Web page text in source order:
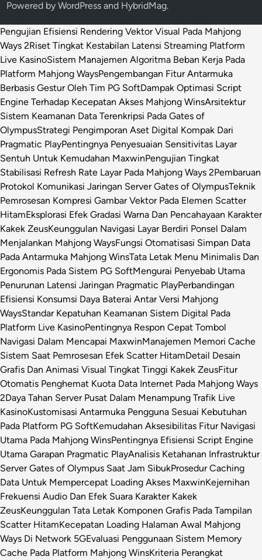
Powered byWordPress and HybridMag.
Pengujian Efisiensi Rendering Vektor Visual Pada Mahjong
Ways 2Riset Tingkat Kestabilan Latensi Streaming Platform
Live KasinoSistem Manajemen Algoritma Beban Kerja Pada
Platform Mahjong WaysPengembangan Fitur Antarmuka
Berbasis Gestur Oleh Tim PG SoftDampak Optimasi Script
Engine Terhadap Kecepatan Akses Mahjong WinsArsitektur
Sistem Keamanan Data Terenkripsi Pada Gates of
OlympusStrategi Pengimporan Aset Digital Kompak Dari
Pragmatic PlayPentingnya Penyesuaian Sensitivitas Layar
Sentuh Untuk Kemudahan MaxwinPengujian Tingkat
Stabilisasi Refresh Rate Layar Pada Mahjong Ways 2Pembaruan
Protokol Komunikasi Jaringan Server Gates of OlympusTeknik
Pemrosesan Kompresi Gambar Vektor Pada Elemen Scatter
HitamEksplorasi Efek Gradasi Warna Dan Pencahayaan Karakter
Kakek ZeusKeunggulan Navigasi Layar Berdiri Ponsel Dalam
Menjalankan Mahjong WaysFungsi Otomatisasi Simpan Data
Pada Antarmuka Mahjong WinsTata Letak Menu Minimalis Dan
Ergonomis Pada Sistem PG SoftMengurai Penyebab Utama
Penurunan Latensi Jaringan Pragmatic PlayPerbandingan
Efisiensi Konsumsi Daya Baterai Antar Versi Mahjong
WaysStandar Kepatuhan Keamanan Sistem Digital Pada
Platform Live KasinoPentingnya Respon Cepat Tombol
Navigasi Dalam Mencapai MaxwinManajemen Memori Cache
Sistem Saat Pemrosesan Efek Scatter HitamDetail Desain
Grafis Dan Animasi Visual Tingkat Tinggi Kakek ZeusFitur
Otomatis Penghemat Kuota Data Internet Pada Mahjong Ways
2Daya Tahan Server Pusat Dalam Menampung Trafik Live
KasinoKustomisasi Antarmuka Pengguna Sesuai Kebutuhan
Pada Platform PG SoftKemudahan Aksesibilitas Fitur Navigasi
Utama Pada Mahjong WinsPentingnya Efisiensi Script Engine
Utama Garapan Pragmatic PlayAnalisis Ketahanan Infrastruktur
Server Gates of Olympus Saat Jam SibukProsedur Caching
Data Untuk Mempercepat Loading Akses MaxwinKejernihan
Frekuensi Audio Dan Efek Suara Karakter Kakek
ZeusKeunggulan Tata Letak Komponen Grafis Pada Tampilan
Scatter HitamKecepatan Loading Halaman Awal Mahjong
Ways Di Network 5GEvaluasi Penggunaan Sistem Memory
Cache Pada Platform Mahjong WinsKriteria Perangkat